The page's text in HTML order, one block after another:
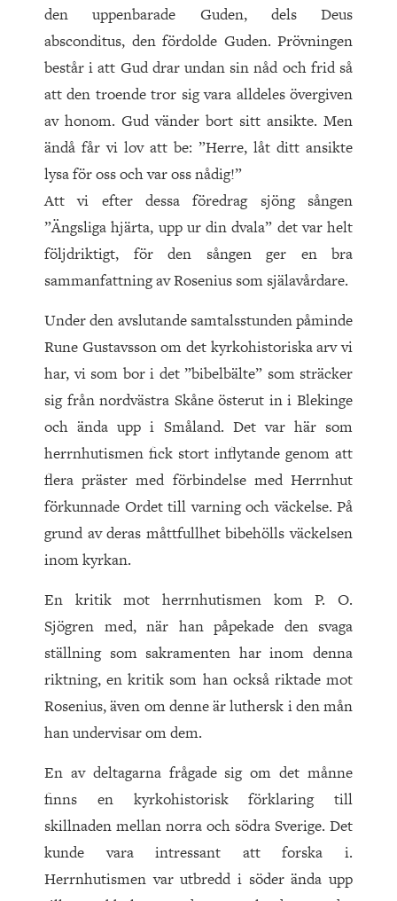
den uppenbarade Guden, dels Deus
absconditus, den fördolde Guden. Prövningen
består i att Gud drar undan sin nåd och frid så
att den troende tror sig vara alldeles övergiven
av honom. Gud vänder bort sitt ansikte. Men
ändå får vi lov att be: ”Herre, låt ditt ansikte
lysa för oss och var oss nådig!”
Att vi efter dessa föredrag sjöng sången
”Ängsliga hjärta, upp ur din dvala” det var helt
följdriktigt, för den sången ger en bra
sammanfattning av Rosenius som själavårdare.
Under den avslutande samtalsstunden påminde
Rune Gustavsson om det kyrkohistoriska arv vi
har, vi som bor i det ”bibelbälte” som sträcker
sig från nordvästra Skåne österut in i Blekinge
och ända upp i Småland. Det var här som
herrnhutismen fick stort inflytande genom att
flera präster med förbindelse med Herrnhut
förkunnade Ordet till varning och väckelse. På
grund av deras måttfullhet bibehölls väckelsen
inom kyrkan.
En kritik mot herrnhutismen kom P. O.
Sjögren med, när han påpekade den svaga
ställning som sakramenten har inom denna
riktning, en kritik som han också riktade mot
Rosenius, även om denne är luthersk i den mån
han undervisar om dem.
En av deltagarna frågade sig om det månne
finns en kyrkohistorisk förklaring till
skillnaden mellan norra och södra Sverige. Det
kunde vara intressant att forska i.
Herrnhutismen var utbredd i söder ända upp